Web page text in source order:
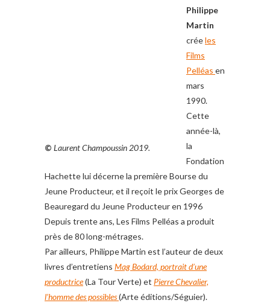
© Laurent Champoussin 2019.
Philippe
Martin
créeles
Films
Pelléas en
mars
1990.
Cette
année-là,
la
Fondation
Hachette lui décerne la première Bourse du
Jeune Producteur, et il reçoit le prix Georges de
Beauregard du Jeune Producteur en 1996
Depuis trente ans, Les Films Pelléas a produit
près de 80 long-métrages.
Par ailleurs, Philippe Martin est l’auteur de deux
livres d’entretiens Mag Bodard, portrait d’une
productrice(La Tour Verte) et Pierre Chevalier,
l’homme des possibles(Arte éditions/Séguier).